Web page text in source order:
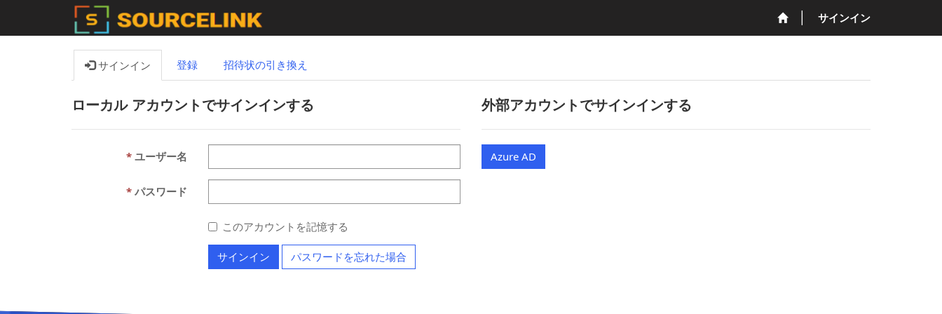
サインイン
サインイン 登録 招待状の引き換え
ローカル アカウントでサインインする
ユーザー名
パスワード
このアカウントを記憶する
サインイン パスワードを忘れた場合
外部アカウントでサインインする
Azure AD